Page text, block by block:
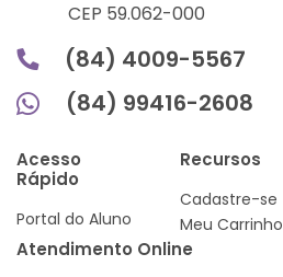
CEP 59.062-000
(84) 4009-5567
(84) 99416-2608
Acesso
Rápido
Portal do Aluno
Recursos
Cadastre-se
Meu Carrinho
Atendimento Online